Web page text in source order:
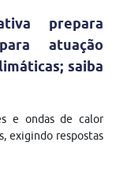
prepara
atuação
saiba
e ondas de calor
exigindo respostas